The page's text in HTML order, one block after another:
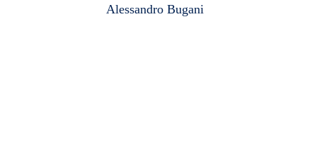
Alessandro Bugani